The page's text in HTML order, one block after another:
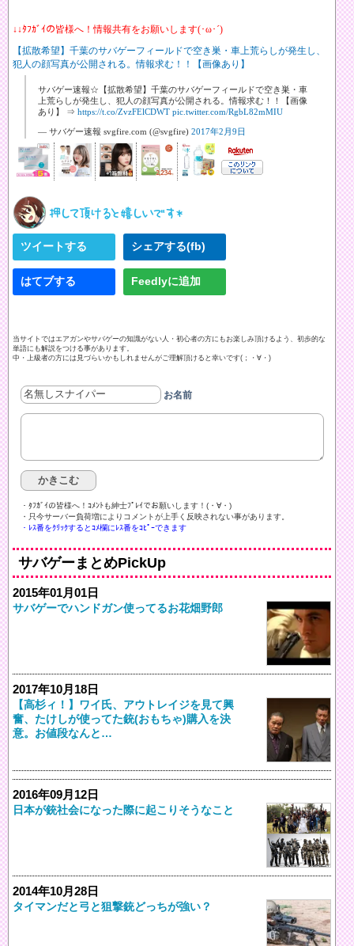
↓↓ﾀﾌｶﾞｲの皆様へ！情報共有をお願いします(･ω･´)
【拡散希望】千葉のサバゲーフィールドで空き巣・車上荒らしが発生し、
犯人の顔写真が公開される。情報求む！！【画像あり】
サバゲー速報☆【拡散希望】千葉のサバゲーフィールドで空き巣・車
上荒らしが発生し、犯人の顔写真が公開される。情報求む！！【画像
あり】 ⇒ https://t.co/ZvzFElCDWT pic.twitter.com/RgbL82mMIU
— サバゲー速報 svgfire.com (@svgfire) 2017年2月9日
ツイートする シェアする(fb)
はてブする Feedlyに追加
当サイトではエアガンやサバゲーの知識がない人・初心者の方にもお楽しみ頂けるよう、初歩的な
単語にも解説をつける事があります。
中・上級者の方には見づらいかもしれませんがご理解頂けると幸いです(；・∀・)
お名前
・ﾀﾌｶﾞｲの皆様へ！ｺﾒﾝﾄも紳士ﾌﾟﾚｲでお願いします！(・∀・)ゞ
・只今サーバー負荷増によりコメントが上手く反映されない事があります。
・ﾚｽ番をｸﾘｯｸするとｺﾒ欄にﾚｽ番をｺﾋﾟｰできます
サバゲーまとめPickUp
2015年01月01日
サバゲーでハンドガン使ってるお花畑野郎
2017年10月18日
【高杉ィ！】ワイ氏、アウトレイジを見て興
奮、たけしが使ってた銃(おもちゃ)購入を決
意。お値段なんと…
2016年09月12日
日本が銃社会になった際に起こりそうなこと
2014年10月28日
タイマンだと弓と狙撃銃どっちが強い？